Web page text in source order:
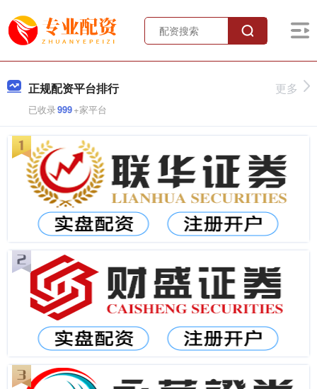
正规配资平台排行
已收录999+家平台
更多